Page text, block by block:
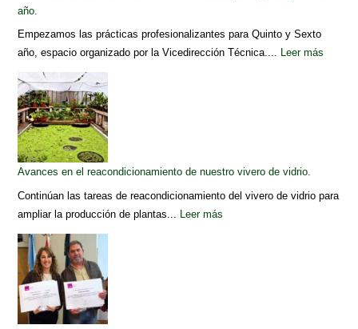
año.
Empezamos las prácticas profesionalizantes para Quinto y Sexto
año, espacio organizado por la Vicedirección Técnica.... Leer más
Avances en el reacondicionamiento de nuestro vivero de vidrio.
Continúan las tareas de reacondicionamiento del vivero de vidrio para
ampliar la producción de plantas... Leer más